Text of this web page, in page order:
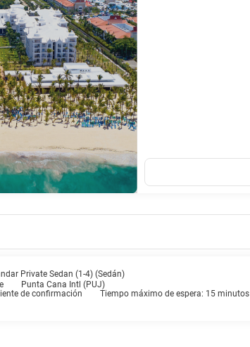
Private Sedan (1-4) (Sedán)
Punta Cana Intl (PUJ)
de confirmación
Tiempo máximo de espera: 15 minutos